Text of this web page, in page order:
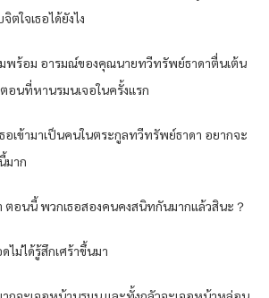
ตใจเธอได้ยังไง
พร้อม อารมณ์ของคุณนายทวีทรัพย์ธาดาตื่นเต้น
อนที่หานรมนเจอในครั้งแรก
อเข้ามาเป็นคนในตระกูลทวีทรัพย์ธาดา อยากจะ
มาก
ตอนนี้ พวกเธอสองคนคงสนิทกันมากแล้วสินะ？
ม่ได้รู้สึกเศร้าขึ้นมา